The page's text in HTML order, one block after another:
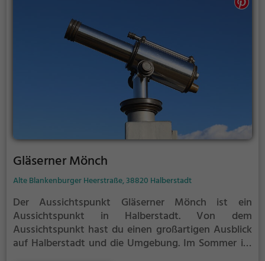
Gläserner Mönch
Alte Blankenburger Heerstraße, 38820 Halberstadt
Der Aussichtspunkt Gläserner Mönch ist ein
Aussichtspunkt in Halberstadt. Von dem
Aussichtspunkt hast du einen großartigen Ausblick
auf Halberstadt und die Umgebung. Im Sommer ist